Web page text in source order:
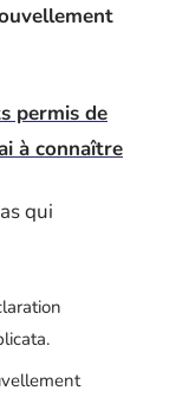
permis de
à connaître
qui